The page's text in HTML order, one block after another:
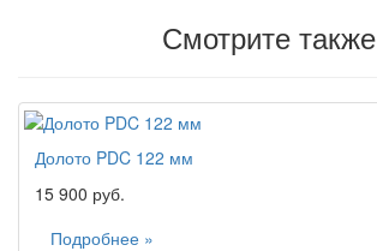
Смотрите также
Долото PDC 122 мм
15 900 руб.
Подробнее »